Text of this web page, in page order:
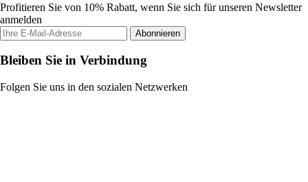
Profitieren Sie von 10% Rabatt, wenn Sie sich für unseren Newsletter
anmelden
Abonnieren
Bleiben Sie in Verbindung
Folgen Sie uns in den sozialen Netzwerken